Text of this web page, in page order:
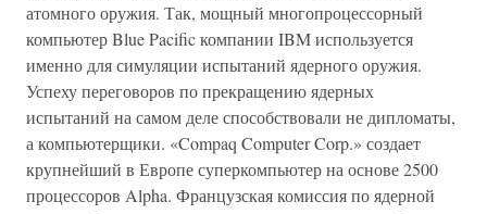
атомного оружия. Так, мощный многопроцессорный
компьютер Blue Pacific компании IBM используется
именно для симуляции испытаний ядерного оружия.
Успеху переговоров по прекращению ядерных
испытаний на самом деле способствовали не дипломаты,
а компьютерщики. «Compaq Computer Corp.» создает
крупнейший в Европе суперкомпьютер на основе 2500
процессоров Alpha. Французская комиссия по ядерной